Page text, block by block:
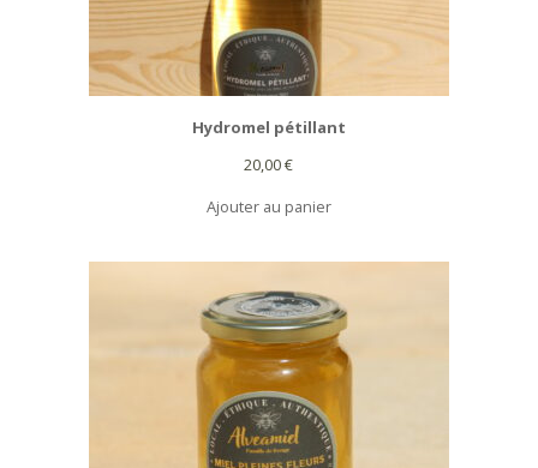
Hydromel pétillant
20,00€
Ajouter au panier